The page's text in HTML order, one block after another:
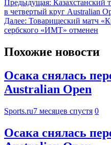
Предыдущая: Казахстанский
в четвертый круг Australian
Далее: Товарищеский матч
сербского «ИМТ» отменен
Похожие новости
Осака снялась
Australian Open
Sports.ru7 месяцев спустя 0
Осака снялась